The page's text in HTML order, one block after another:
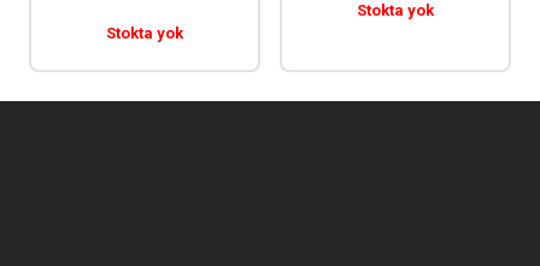
Stokta yok
Stokta yok